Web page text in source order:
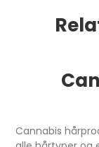
Cannabis